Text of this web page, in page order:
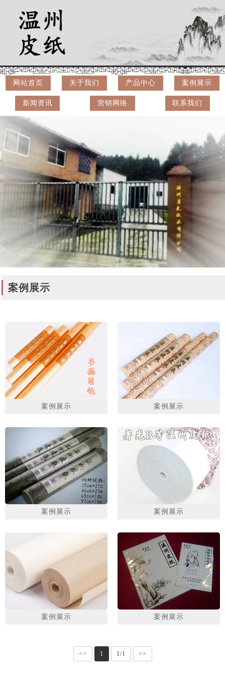
网站首页 关于我们 产品中心 案例展示
新闻资讯 营销网络 联系我们
案例展示
案例展示 案例展示
案例展示 案例展示
案例展示 案例展示
<< 1 1/1 >>